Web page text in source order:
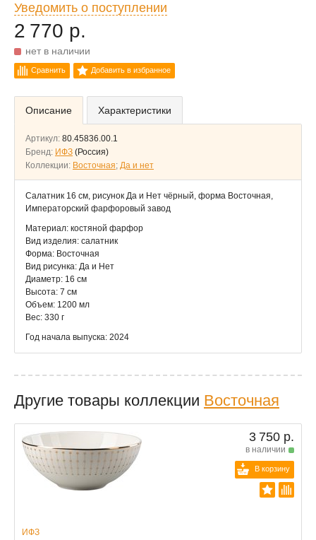
Уведомить о поступлении
2 770 р.
нет в наличии
Сравнить Добавить в избранное
Описание Характеристики
Артикул: 80.45836.00.1
Бренд: ИФЗ (Россия)
Коллекции: Восточная; Да и нет
Салатник 16 см, рисунок Да и Нет чёрный, форма Восточная,
Императорский фарфоровый завод
Материал: костяной фарфор
Вид изделия: салатник
Форма: Восточная
Вид рисунка: Да и Нет
Диаметр: 16 см
Высота: 7 см
Объем: 1200 мл
Вес: 330 г
Год начала выпуска: 2024
Другие товары коллекции Восточная
3 750 р.
в наличии
В корзину
ИФЗ